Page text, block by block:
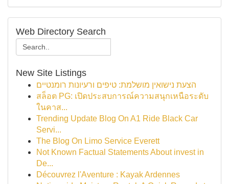
Web Directory Search
New Site Listings
הצעת נישואין מושלמת: טיפים ורעיונות רומנטיים
สล็อต PG: เปิดประสบการณ์ความสนุกเหนือระดับ
ในคาส...
Trending Update Blog On A1 Ride Black Car
Servi...
The Blog On Limo Service Everett
Not Known Factual Statements About invest in
De...
Découvrez l'Aventure : Kayak Ardennes